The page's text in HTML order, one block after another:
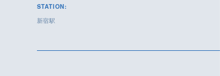
STATION:
新宿駅